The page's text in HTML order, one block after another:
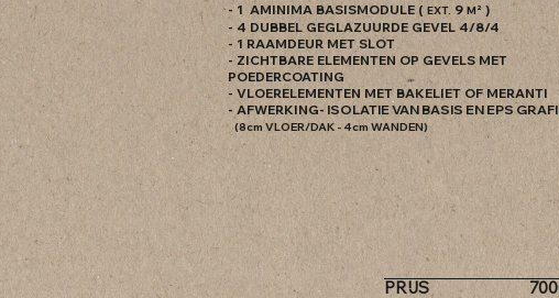
- 1 AMINIMA BASISMODULE ( EXT. 9 M² )
- 4 DUBBEL GEGLAZUURDE GEVEL 4/8/4
- 1 RAAMDEUR MET SLOT
- ZICHTBARE ELEMENTEN OP GEVELS MET
POEDERCOATING
- VLOERELEMENTEN MET BAKELIET OF MERANTI
- AFWERKING- ISOLATIE VAN BASIS EN EPS
(8cm VLOER/DAK - 4cm WANDEN)
PRIJS